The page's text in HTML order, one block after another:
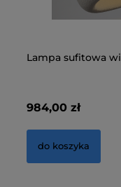
Lampa sufitowa
984,00 zł
do koszyka